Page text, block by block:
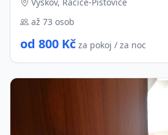
až 73 osob
od 800 Kč za pokoj / za noc